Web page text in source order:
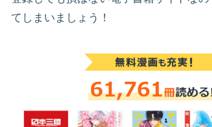
てしまいましょう！